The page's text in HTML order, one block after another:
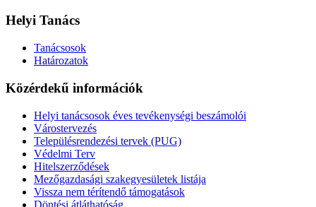
Helyi Tanács
Tanácsosok
Határozatok
Közérdekű információk
Helyi tanácsosok éves tevékenységi beszámolói
Várostervezés
Településrendezési tervek (PUG)
Védelmi Terv
Hitelszerződések
Mezőgazdasági szakegyesületek listája
Vissza nem térítendő támogatások
Döntési átláthatóság